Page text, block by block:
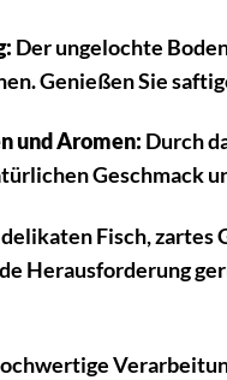
Der ungelochte
Genießen Sie
und Aromen: Durch
Geschmack
delikaten Fisch,
Herausforderung